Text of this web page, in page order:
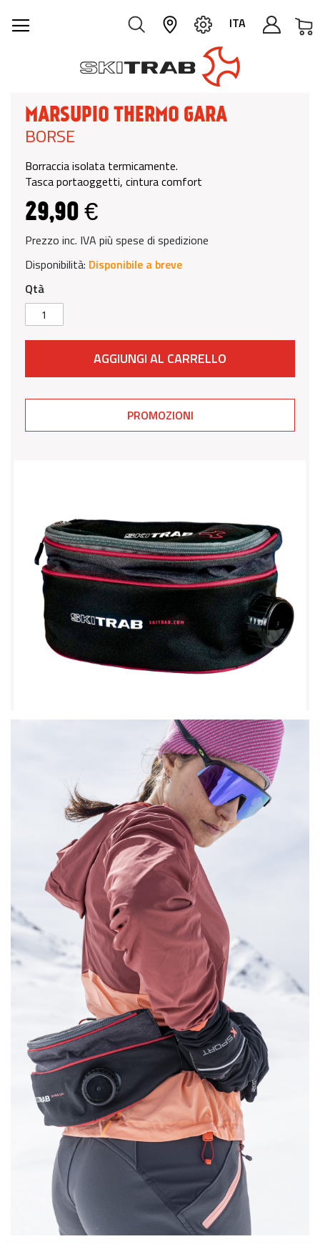
ITA
MARSUPIO THERMO GARA
BORSE
Borraccia isolata termicamente.
Tasca portaoggetti, cintura comfort
29,90 €
Prezzo inc. IVA più spese di spedizione
Disponibilità: Disponibile a breve
Qtà
AGGIUNGI AL CARRELLO
PROMOZIONI